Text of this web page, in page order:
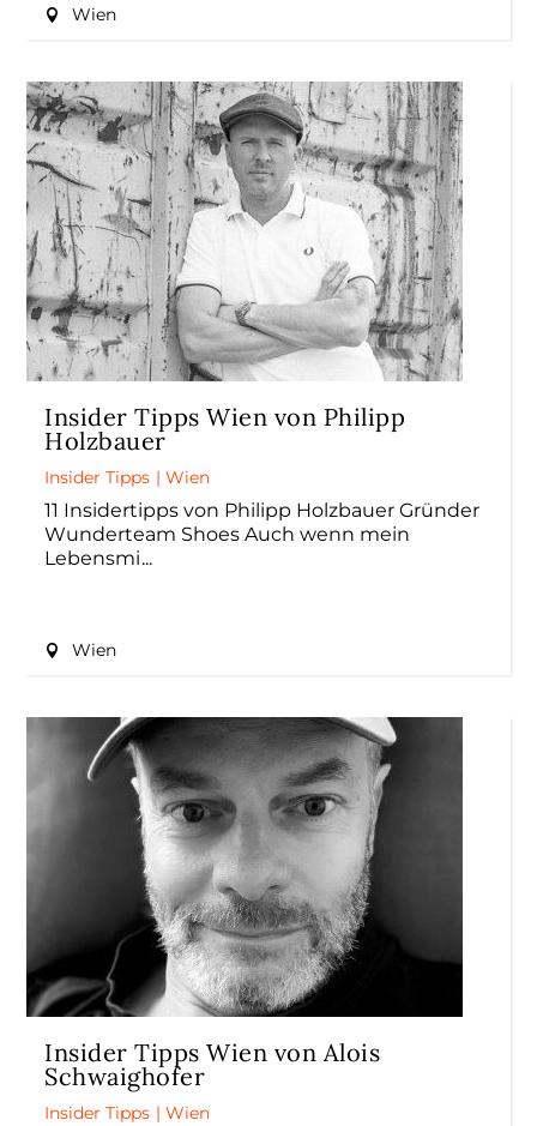
Wien
Insider Tipps Wien von Philipp
Holzbauer
Insider Tipps |Wien
11 Insidertipps von Philipp Holzbauer Gründer
Wunderteam Shoes Auch wenn mein
Lebensmi
Wien
Insider Tipps Wien von Alois
Schwaighofer
Insider Tipps |Wien